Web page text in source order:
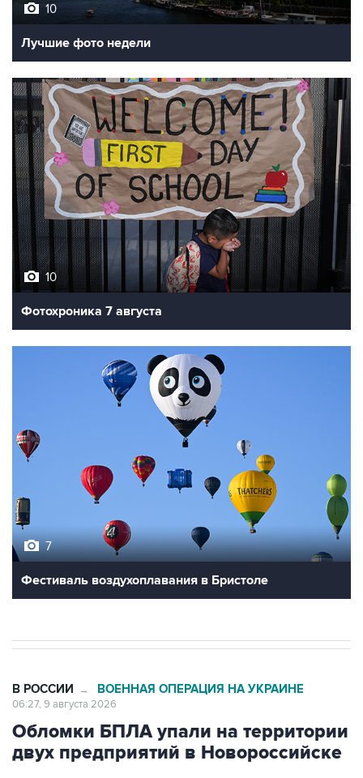
10
Лучшие фото недели
10
Фотохроника 7 августа
7
Фестиваль воздухоплавания в Бристоле
В РОССИИ → ВОЕННАЯ ОПЕРАЦИЯ НА УКРАИНЕ
06:27, 9 августа 2026
Обломки БПЛА упали на территории
двух предприятий в Новороссийске